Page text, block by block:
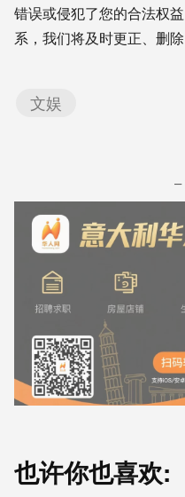
错误或侵犯了您的合法权
系，我们将及时更正、删
文娱
–
也许你也喜欢: